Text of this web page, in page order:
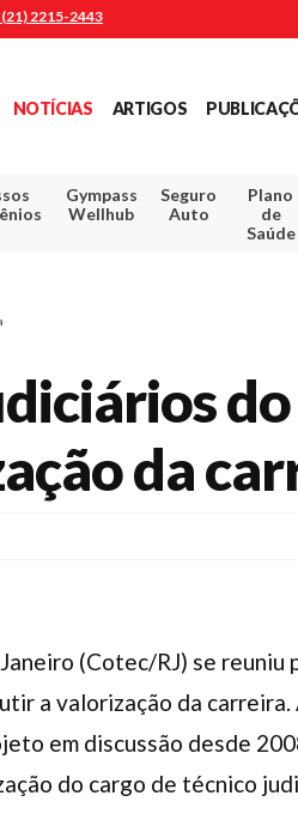
2215-2443
NOTÍCIAS ARTIGOS
Gympass
Wellhub
Seguro
Auto
Plano
de
Saúde
da
(Cotec/RJ) se reuniu
a valorização da
em discussão desde
do cargo de técnico